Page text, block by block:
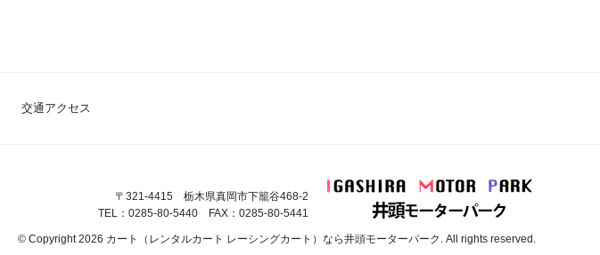
交通アクセス
〒321-4415 栃木県真岡市下籠谷468-2
TEL：0285-80-5440 FAX：0285-80-5441
© Copyright 2026 カート（レンタルカート レーシングカート）なら井頭モーターパーク. All rights reserved.